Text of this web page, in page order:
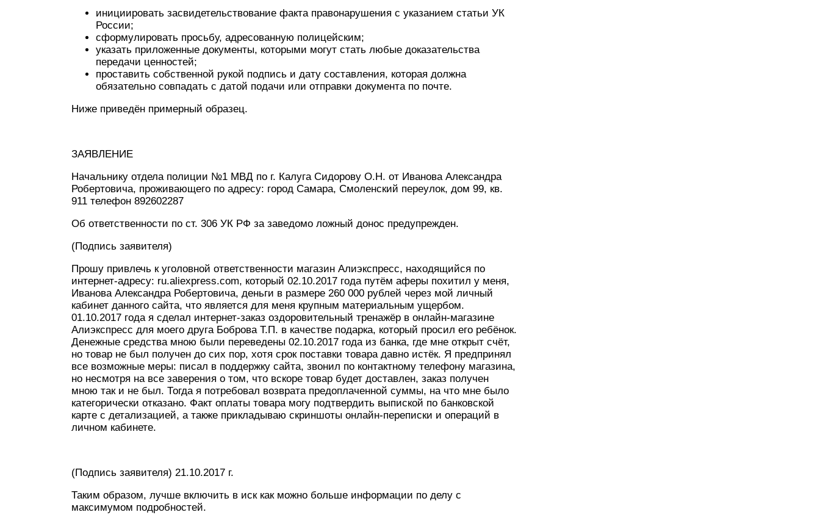
инициировать засвидетельствование факта правонарушения с указанием статьи УК
России;
сформулировать просьбу, адресованную полицейским;
указать приложенные документы, которыми могут стать любые доказательства
передачи ценностей;
проставить собственной рукой подпись и дату составления, которая должна
обязательно совпадать с датой подачи или отправки документа по почте.
Ниже приведён примерный образец.
ЗАЯВЛЕНИЕ
Начальнику отдела полиции №1 МВД по г. Калуга Сидорову О.Н. от Иванова Александра
Робертовича, проживающего по адресу: город Самара, Смоленский переулок, дом 99, кв.
911 телефон 892602287
Об ответственности по ст. 306 УК РФ за заведомо ложный донос предупрежден.
(Подпись заявителя)
Прошу привлечь к уголовной ответственности магазин Алиэкспресс, находящийся по
интернет-адресу: ru.aliexpress.com, который 02.10.2017 года путём аферы похитил у меня,
Иванова Александра Робертовича, деньги в размере 260 000 рублей через мой личный
кабинет данного сайта, что является для меня крупным материальным ущербом.
01.10.2017 года я сделал интернет-заказ оздоровительный тренажёр в онлайн-магазине
Алиэкспресс для моего друга Боброва Т.П. в качестве подарка, который просил его ребёнок.
Денежные средства мною были переведены 02.10.2017 года из банка, где мне открыт счёт,
но товар не был получен до сих пор, хотя срок поставки товара давно истёк. Я предпринял
все возможные меры: писал в поддержку сайта, звонил по контактному телефону магазина,
но несмотря на все заверения о том, что вскоре товар будет доставлен, заказ получен
мною так и не был. Тогда я потребовал возврата предоплаченной суммы, на что мне было
категорически отказано. Факт оплаты товара могу подтвердить выпиской по банковской
карте с детализацией, а также прикладываю скриншоты онлайн-переписки и операций в
личном кабинете.
(Подпись заявителя) 21.10.2017 г.
Таким образом, лучше включить в иск как можно больше информации по делу с
максимумом подробностей.